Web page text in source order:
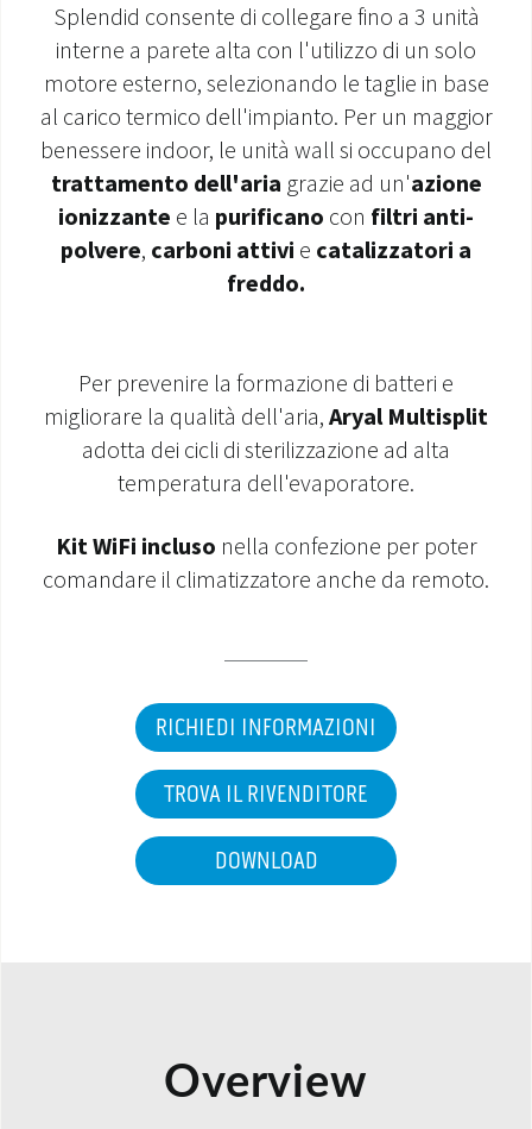
MONDO OS
INCENTIVI E DETRAZIONI
ASSISTENZA E GARANZIE
CENTRI ASSISTENZA E RICAMBI
Splendid consente di collegare fino a 3 unità
interne a parete alta con l'utilizzo di un solo
motore esterno, selezionando le taglie in base
al carico termico dell'impianto. Per un maggior
benessere indoor, le unità wall si occupano del
trattamento dell'aria grazie ad un'azione
ionizzante e la purificano con filtri anti-
polvere, carboni attivi e catalizzatori a
freddo.
Per prevenire la formazione di batteri e
migliorare la qualità dell'aria, Aryal Multisplit
adotta dei cicli di sterilizzazione ad alta
temperatura dell'evaporatore.
Kit WiFi incluso nella confezione per poter
comandare il climatizzatore anche da remoto.
RICHIEDI INFORMAZIONI
TROVA IL RIVENDITORE
DOWNLOAD
Overview